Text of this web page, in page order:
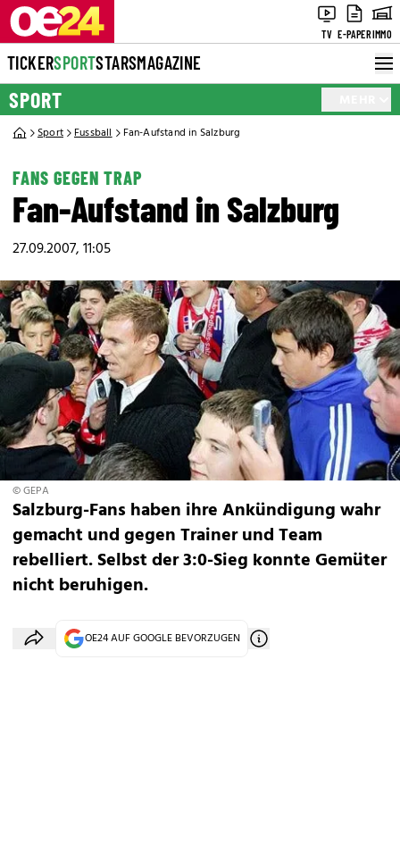
TV E-PAPERIMMO
TICKERSPORTSTARSMAGAZINE
SPORT
Sport Fussball Fan-Aufstand in Salzburg
FANS GEGEN TRAP
Fan-Aufstand in Salzburg
27.09.2007, 11:05
© GEPA
Salzburg-Fans haben ihre Ankündigung wahr
gemacht und gegen Trainer und Team
rebelliert. Selbst der 3:0-Sieg konnte Gemüter
nicht beruhigen.
OE24 AUF GOOGLE BEVORZUGEN